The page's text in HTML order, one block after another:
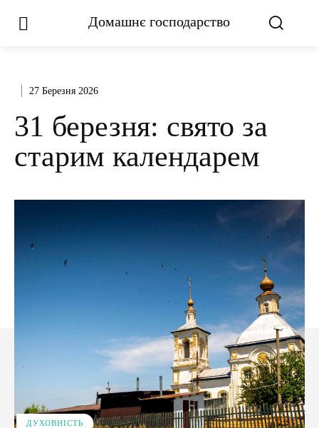
Домашнє господарство
27 Березня 2026
31 березня: свято за
старим календарем
ДУХОВНІСТЬ